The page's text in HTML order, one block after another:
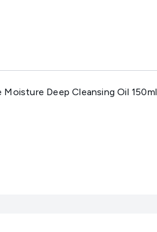
Moisture Deep Cleansing Oil 150ml